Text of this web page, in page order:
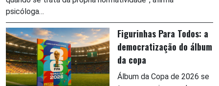
psicóloga…
Figurinhas Para Todos: a
democratização do álbum
da copa
Álbum da Copa de 2026 se